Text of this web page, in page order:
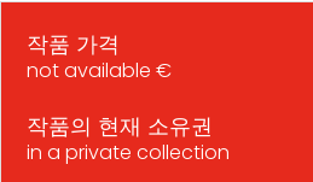
작품 가격
not available €
작품의 현재 소유권
in a private collection